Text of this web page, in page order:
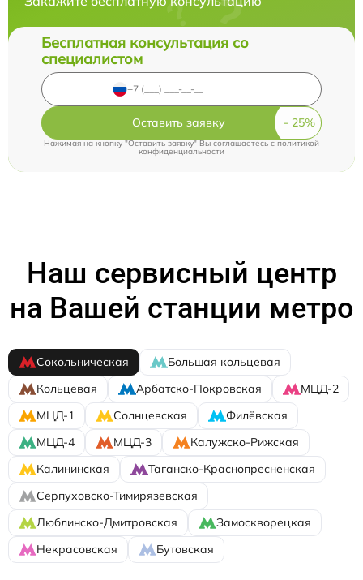
Бесплатная консультация со
специалистом
Оставить заявку
Нажимая на кнопку "Оставить заявку" Вы соглашаетесь cполитикой
конфиденциальности
Наш сервисный центр
на Вашей станции метро
Сокольническая
Большая кольцевая
Кольцевая
Арбатско-Покровская
МЦД-2
МЦД-1
Солнцевская
Филёвская
МЦД-4
МЦД-3
Калужско-Рижская
Калининская
Таганско-Краснопресненская
Серпуховско-Тимирязевская
Люблинско-Дмитровская
Замоскворецкая
Некрасовская
Бутовская